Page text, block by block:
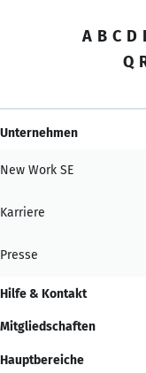
A B C D
Q
Unternehmen
New Work SE
Karriere
Presse
Hilfe & Kontakt
Mitgliedschaften
Hauptbereiche